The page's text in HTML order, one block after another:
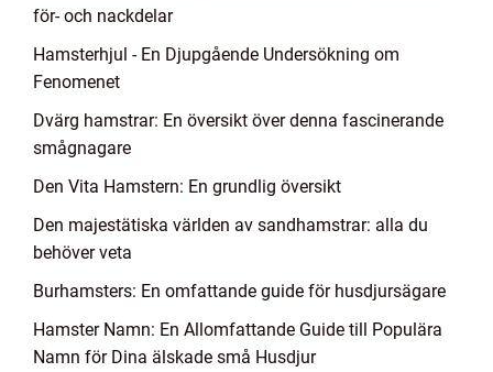
för- och nackdelar
Hamsterhjul - En Djupgående Undersökning om
Fenomenet
Dvärg hamstrar: En översikt över denna fascinerande
smågnagare
Den Vita Hamstern: En grundlig översikt
Den majestätiska världen av sandhamstrar: alla du
behöver veta
Burhamsters: En omfattande guide för husdjursägare
Hamster Namn: En Allomfattande Guide till Populära
Namn för Dina älskade små Husdjur